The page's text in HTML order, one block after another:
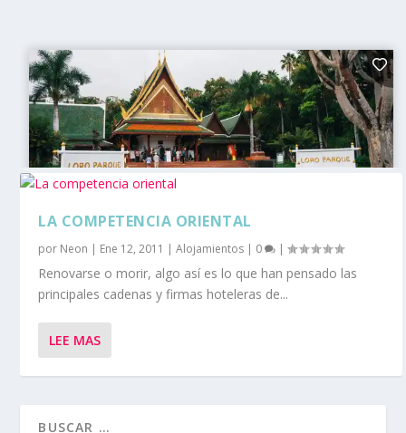
LA COMPETENCIA ORIENTAL
por Neon | Ene 12, 2011 |Alojamientos | 0 |
Renovarse o morir, algo así es lo que han pensado las
principales cadenas y firmas hoteleras de...
LEE MAS